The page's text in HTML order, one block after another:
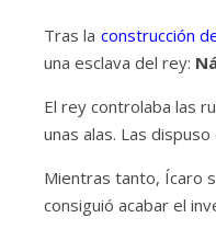
Tras la construcción
una esclava del rey:
El rey controlaba las
unas alas. Las
Mientras tanto, Ícaro
consiguió acabar el